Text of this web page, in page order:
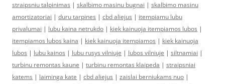
straipsniu talpinimas | skalbimo masinu bugnai | skalbimo masinu
amortizatoriai | duru tarpines | cbd aliejus | itempiamu lubu
privalumai | lubu kaina netrukdo | kiek kainuoja itempiamos lubos |
itempiamos lubos kaina | kiek kainuoja itempiamos | kiek kainuoja
lubos | lubu kainos | lubu rusys vilniuje | lubos vilniuje | siltnamiai |
turbinu remontas kaune | turbinu remontas klaipeda | straipsniai
katems | laiminga kate | cbd aliejus | zaislai berniukams nuo |